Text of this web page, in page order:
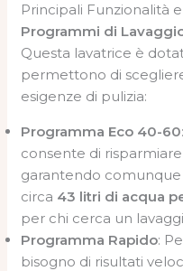
Principali Funzionalità
Programmi di
Questa lavatrice è
permettono di
esigenze di pulizia:
Programma Eco 40-60
consente di
garantendo comunque
circa 43 litri di acqua
per chi cerca un
Programma Rapido:
bisogno di risultati